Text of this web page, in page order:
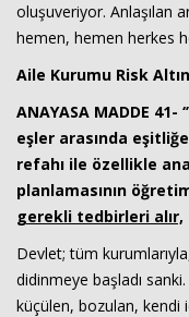
oluşuveriyor. Anlaşılan
hemen, hemen herkes
Aile Kurumu Risk
ANAYASA MADDE 41-
eşler arasında
refahı ile özellikle
planlamasının
gerekli tedbirleri alır,
Devlet; tüm
didinmeye başladı
küçülen, bozulan, kendi